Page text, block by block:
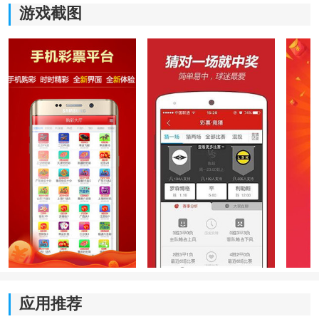
软件亮点
1、试机号页面顶部设置动态
倒计时
区域，用户进入后即
可查看距离下一阶段更新剩余时间，很多高频提醒内容
会同步显示到首页重点区域，方便快速掌握近期变化节
2、平台内置试机号形态分析工具，会根据近期数据变化
自动整理不同阶段的形态结构，并通过图标和统计区域
重新展示，让很多复杂内容更加容易阅读。
分动画和复杂图表，仅保留核心数据与重点统计区域，
更适合长时间连续查看资料。
游戏截图
应用推荐